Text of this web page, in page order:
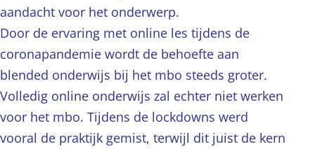
aandacht voor het onderwerp.
Door de ervaring met online les tijdens de
coronapandemie wordt de behoefte aan
blended onderwijs bij het mbo steeds groter.
Volledig online onderwijs zal echter niet werken
voor het mbo. Tijdens de lockdowns werd
vooral de praktijk gemist, terwijl dit juist de kern